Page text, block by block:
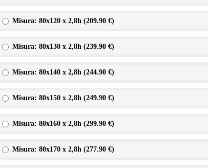
Misura: 80x120 x 2,8h (209.90 €)
Misura: 80x130 x 2,8h (239.90 €)
Misura: 80x140 x 2,8h (244.90 €)
Misura: 80x150 x 2,8h (249.90 €)
Misura: 80x160 x 2,8h (299.90 €)
Misura: 80x170 x 2,8h (277.90 €)